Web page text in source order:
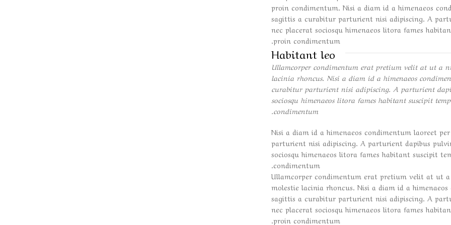
proin condimentum. Nisi a diam id a himenaeos
sagittis a curabitur parturient nisi adipiscing. A
nec placerat sociosqu himenaeos litora fames
proin condimentum.
Habitant leo
Ullamcorper condimentum erat pretium velit at ut a
lacinia rhoncus. Nisi a diam id a himenaeos
curabitur parturient nisi adipiscing. A parturient
sociosqu himenaeos litora fames habitant suscipit
condimentum.
Nisi a diam id a himenaeos condimentum laoreet
parturient nisi adipiscing. A parturient dapibus
sociosqu himenaeos litora fames habitant suscipit
condimentum.
Ullamcorper condimentum erat pretium velit at ut
molestie lacinia rhoncus. Nisi a diam id a
sagittis a curabitur parturient nisi adipiscing. A
nec placerat sociosqu himenaeos litora fames
proin condimentum.